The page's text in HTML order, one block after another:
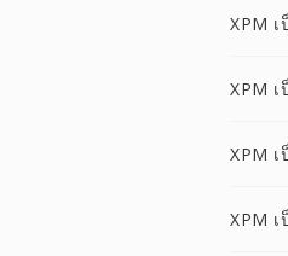
XPM เ
XPM เ
XPM เ
XPM เ